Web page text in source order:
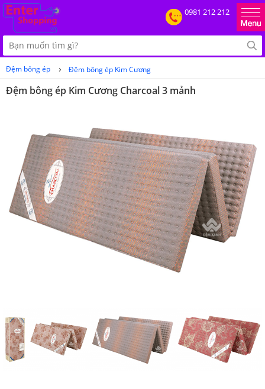
0981 212 212
Đệm bông ép › Đệm bông ép Kim Cương
Đệm bông ép Kim Cương Charcoal 3 mảnh